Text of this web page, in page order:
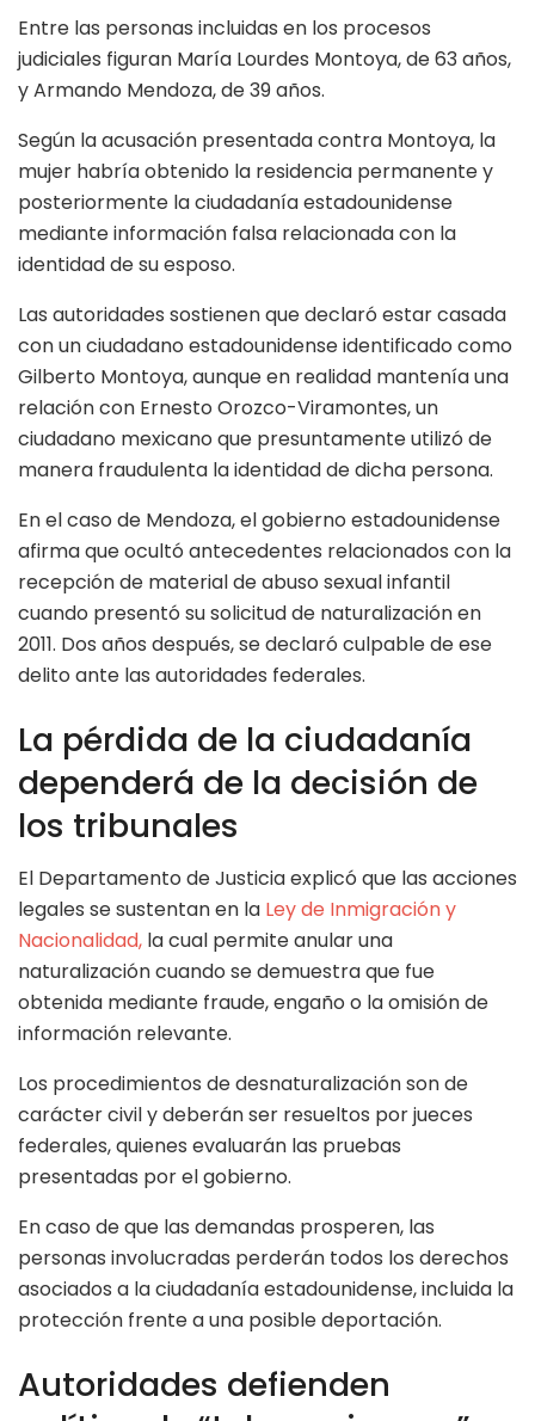
Entre las personas incluidas en los procesos
judiciales figuran María Lourdes Montoya, de 63 años,
y Armando Mendoza, de 39 años.
Según la acusación presentada contra Montoya, la
mujer habría obtenido la residencia permanente y
posteriormente la ciudadanía estadounidense
mediante información falsa relacionada con la
identidad de su esposo.
Las autoridades sostienen que declaró estar casada
con un ciudadano estadounidense identificado como
Gilberto Montoya, aunque en realidad mantenía una
relación con Ernesto Orozco-Viramontes, un
ciudadano mexicano que presuntamente utilizó de
manera fraudulenta la identidad de dicha persona.
En el caso de Mendoza, el gobierno estadounidense
afirma que ocultó antecedentes relacionados con la
recepción de material de abuso sexual infantil
cuando presentó su solicitud de naturalización en
2011. Dos años después, se declaró culpable de ese
delito ante las autoridades federales.
La pérdida de la ciudadanía
dependerá de la decisión de
los tribunales
El Departamento de Justicia explicó que las acciones
legales se sustentan en la Ley de Inmigración y
Nacionalidad, la cual permite anular una
naturalización cuando se demuestra que fue
obtenida mediante fraude, engaño o la omisión de
información relevante.
Los procedimientos de desnaturalización son de
carácter civil y deberán ser resueltos por jueces
federales, quienes evaluarán las pruebas
presentadas por el gobierno.
En caso de que las demandas prosperen, las
personas involucradas perderán todos los derechos
asociados a la ciudadanía estadounidense, incluida la
protección frente a una posible deportación.
Autoridades defienden